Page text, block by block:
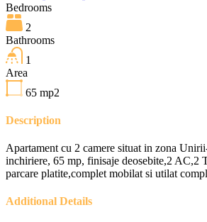
Bedrooms
2
Bathrooms
1
Area
65 mp2
Description
Apartament cu 2 camere situat in zona
inchiriere, 65 mp, finisaje deosebite,2 AC,2
parcare platite,complet mobilat si utilat
Additional Details